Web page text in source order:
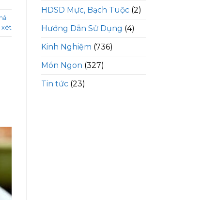
xét
HDSD Mực, Bạch Tuộc(2)
Hướng Dẫn Sử Dụng (4)
Kinh Nghiệm (736)
Món Ngon (327)
Tin tức(23)